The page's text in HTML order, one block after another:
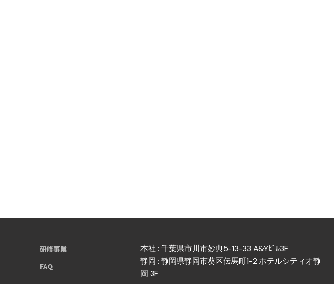
研修事業
FAQ
本社 : 千葉県市川市妙典5-13-33 A&Yﾋﾞﾙ3F
静岡 : 静岡県静岡市葵区伝馬町1-2 ホテルシティオ静
岡 3F